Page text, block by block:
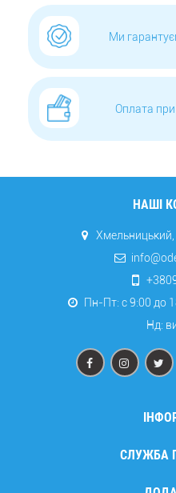
Ми
Оплата
НАШІ
Пн-Пт: с 9:00 до
Нд:
Про
СЛУЖБА